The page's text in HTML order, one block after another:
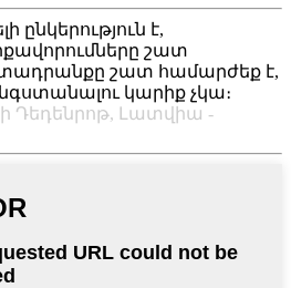
է,
շատ
շատ համարժեք է,
կարիք չկա։
Դեդենրոթ, Լատվիա -